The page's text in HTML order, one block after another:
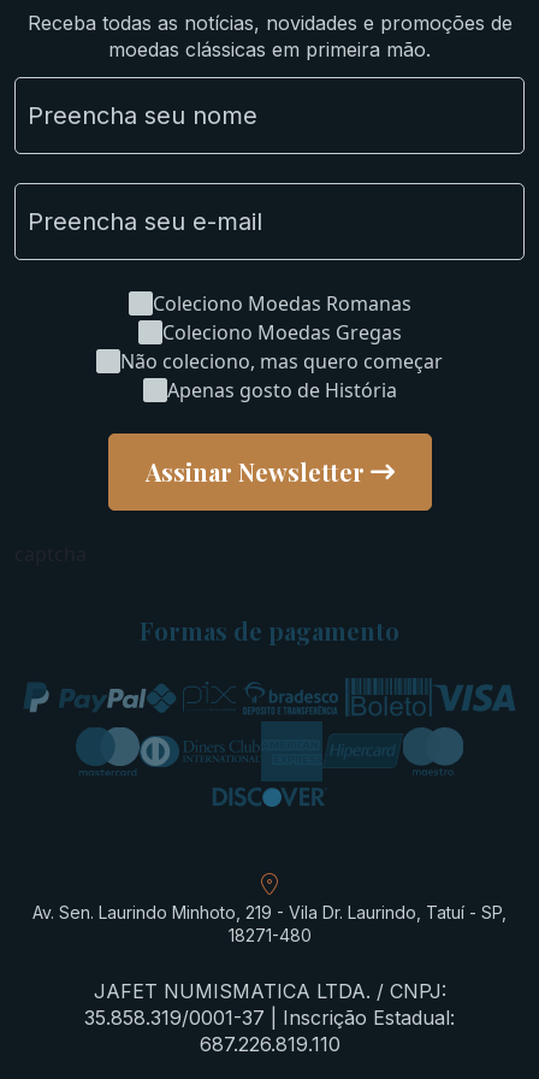
Lotes Grandes
Material Numismático
NGC e NNC Encapsuladas
Novidades
Receba todas as notícias, novidades e promoções de
moedas clássicas em primeira mão.
Coleciono Moedas Romanas
Coleciono Moedas Gregas
Não coleciono, mas quero começar
Apenas gosto de História
Assinar Newsletter
Formas de pagamento
Av. Sen. Laurindo Minhoto, 219 - Vila Dr. Laurindo, Tatuí - SP,
18271-480
JAFET NUMISMATICA LTDA. / CNPJ:
35.858.319/0001-37 | Inscrição Estadual:
687.226.819.110